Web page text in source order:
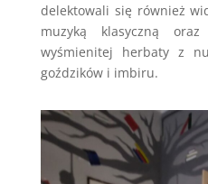
delektowali się również
muzyką klasyczną
wyśmienitej herbaty z
goździków i imbiru.